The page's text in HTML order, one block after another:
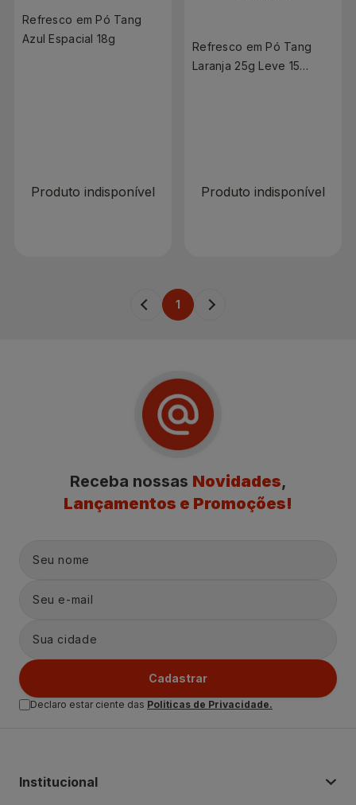
Refresco em Pó Tang
Azul Espacial 18g
Produto indisponível
Refresco em Pó Tang
Laranja 25g Leve 15
Produto indisponível
1
Receba nossas Novidades,
Lançamentos e Promoções!
Cadastrar
Declaro estar ciente das Politicas de Privacidade.
Institucional